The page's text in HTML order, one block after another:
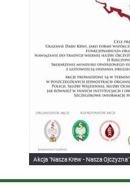
Akcja "Nasza Krew - Nasza Ojczyzna"